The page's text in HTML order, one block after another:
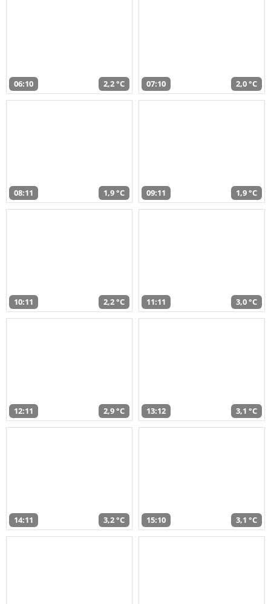
06:10 2,2 °C 07:10 2,0 °C
08:11 1,9 °C 09:11 1,9 °C
10:11 2,2 °C 11:11 3,0 °C
12:11 2,9 °C 13:12 3,1 °C
14:11 3,2 °C 15:10 3,1 °C